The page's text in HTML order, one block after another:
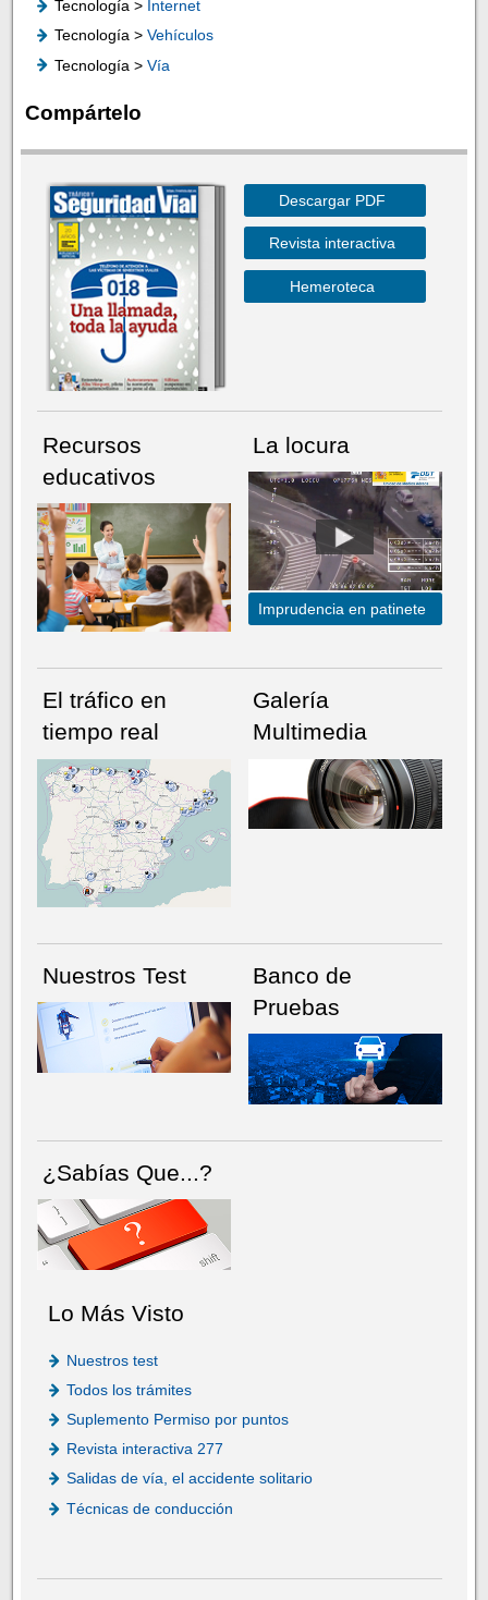
Tecnología > Internet
Tecnología > Vehículos
Tecnología > Vía
Compártelo
NÚMERO ACTUALHEMEROTECA
Descargar PDF
Revista interactiva
Hemeroteca
Recursos
educativos
La locura
Imprudencia en patinete
El tráfico en
tiempo real
Galería
Multimedia
Nuestros Test
Banco de
Pruebas
¿Sabías Que...?
Lo Más Visto
Nuestros test
Todos los trámites
Suplemento Permiso por puntos
Revista interactiva 277
Salidas de vía, el accidente solitario
Técnicas de conducción